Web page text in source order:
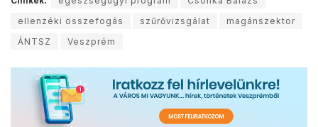
ellenzéki összefogás
szűrővizsgálat
magánszektor
ÁNTSZ
Veszprém